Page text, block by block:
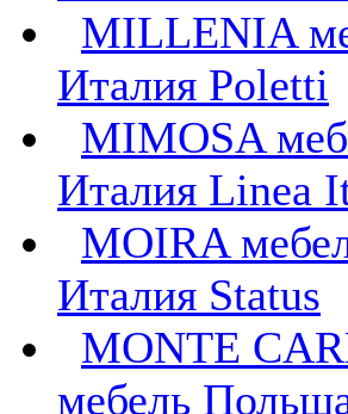
MILLENIA
Италия Poletti
MIMOSA
Италия Linea
MOIRA
Италия Status
MONTE
мебель